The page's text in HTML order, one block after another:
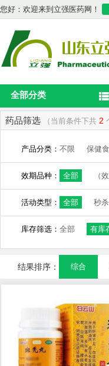
您好：欢迎来到立强医药网！
全部分类
药品筛选 （当前条件下共 2
产品分类： 不限 保健
效期品种： 全部 （
活动类型： 全部 秒杀
库存筛选： 全部 有库
结果排序： 综合